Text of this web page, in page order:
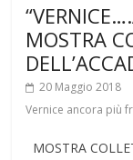
MOSTRA
20 Maggio 2018
Vernice ancora più
MOSTRA